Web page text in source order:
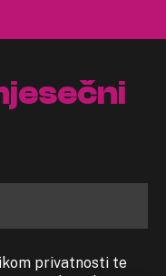
privatnosti te